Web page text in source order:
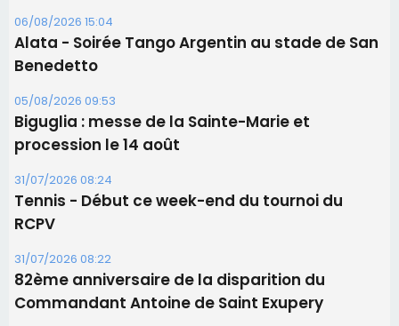
Les brèves
06/08/2026 15:57
Ucciani – Marché des producteurs à Cruculi le
11 août
06/08/2026 15:25
Corte – L’association A Nuciola organise une
projection sous les étoiles
06/08/2026 15:04
Alata - Soirée Tango Argentin au stade de San
Benedetto
05/08/2026 09:53